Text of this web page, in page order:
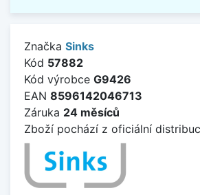
Značka Sinks
Kód 57882
Kód výrobce G9426
EAN 8596142046713
Záruka 24 měsíců
Zboží pochází z oficiální